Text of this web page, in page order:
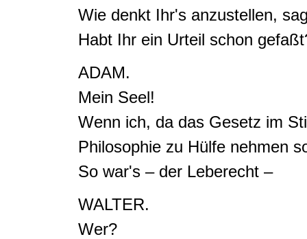
Wie denkt Ihr's anzustellen,
Habt Ihr ein Urteil schon
ADAM.
Mein Seel!
Wenn ich, da das Gesetz im
Philosophie zu Hülfe nehmen
So war's – der Leberecht –
WALTER.
Wer?